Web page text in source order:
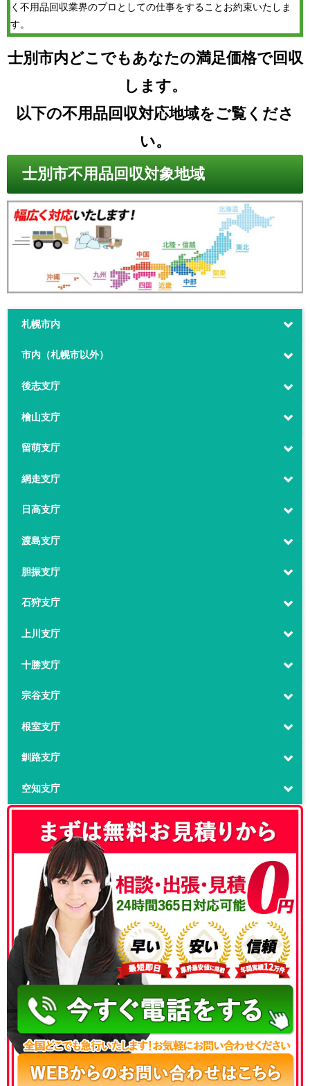
く不用品回収業界のプロとしての仕事をすることお約束いたしま
す。
士別市内どこでもあなたの満足価格で回収
します。
以下の不用品回収対応地域をご覧くださ
い。
士別市不用品回収対象地域
札幌市内
市内（札幌市以外）
後志支庁
檜山支庁
留萌支庁
網走支庁
日高支庁
渡島支庁
胆振支庁
石狩支庁
上川支庁
十勝支庁
宗谷支庁
根室支庁
釧路支庁
空知支庁
050-3186-4780